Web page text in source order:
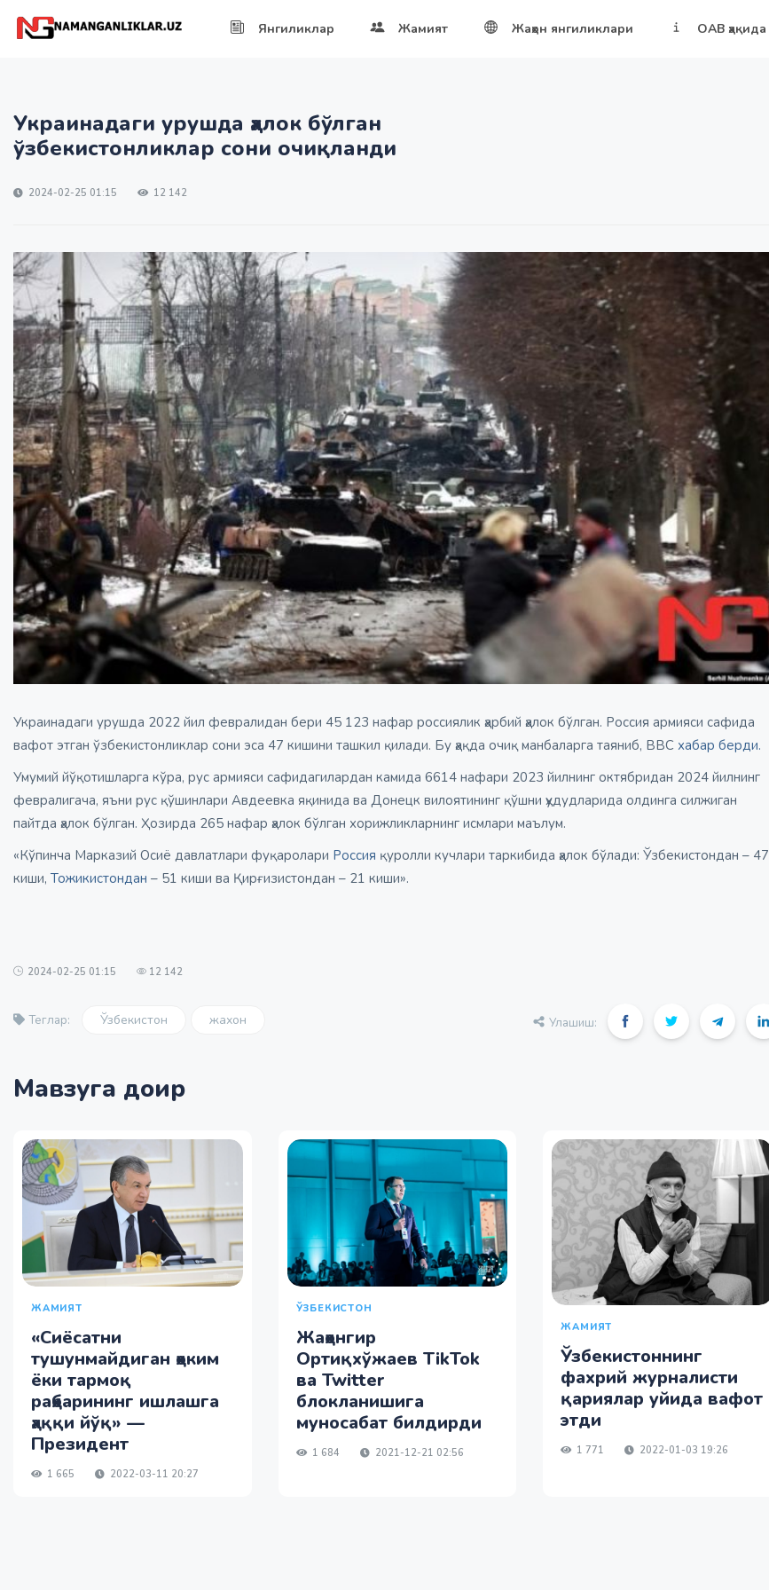
Янгиликлар Жамият Жаҳон янгиликлари ОАВ ҳақида
Украинадаги урушда ҳалок бўлган
ўзбекистонликлар сони очиқланди
2024-02-25 01:15 12 142
Украинадаги урушда 2022 йил февралидан бери 45 123 нафар россиялик ҳарбий ҳалок бўлган. Россия армияси сафида
вафот этган ўзбекистонликлар сони эса 47 кишини ташкил қилади. Бу ҳақда очиқ манбаларга таяниб, BBC хабар берди.
Умумий йўқотишларга кўра, рус армияси сафидагилардан камида 6614 нафари 2023 йилнинг октябридан 2024 йилнинг
февралигача, яъни рус қўшинлари Авдеевка яқинида ва Донецк вилоятининг қўшни ҳудудларида олдинга силжиган
пайтда ҳалок бўлган. Ҳозирда 265 нафар ҳалок бўлган хорижликларнинг исмлари маълум.
«Кўпинча Марказий Осиё давлатлари фуқаролари Россия қуролли кучлари таркибида ҳалок бўлади: Ўзбекистондан – 47
киши, Тожикистондан – 51 киши ва Қирғизистондан – 21 киши».
2024-02-25 01:15 12 142
Теглар: Ўзбекистон жахон Улашиш:
Мавзуга доир
ЖАМИЯТ
«Сиёсатни
тушунмайдиган ҳоким
ёки тармоқ
раҳбарининг ишлашга
ҳаққи йўқ» —
Президент
1 665 2022-03-11 20:27
ЎЗБЕКИСТОН
Жаҳонгир
Ортиқхўжаев TikTok
ва Twitter
блокланишига
муносабат билдирди
1 684 2021-12-21 02:56
ЖАМИЯТ
Ўзбекистоннинг
фахрий журналисти
қариялар уйида вафот
этди
1 771 2022-01-03 19:26